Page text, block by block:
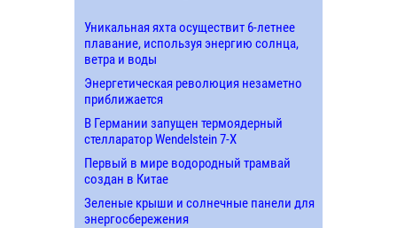
Уникальная яхта осуществит 6-летнее
плавание, используя энергию солнца,
ветра и воды
Энергетическая революция незаметно
приближается
В Германии запущен термоядерный
стелларатор Wendelstein 7-X
Первый в мире водородный трамвай
создан в Китае
Зеленые крыши и солнечные панели для
энергосбережения